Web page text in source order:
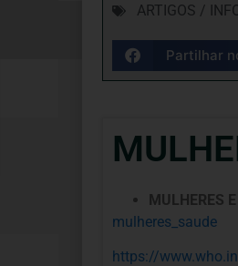
ARTIGOS /
Partilhar
MULHERES
mulheres_saude
https://